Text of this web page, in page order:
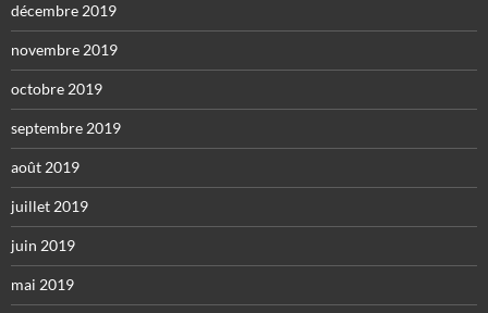
décembre 2019
novembre 2019
octobre 2019
septembre 2019
août 2019
juillet 2019
juin 2019
mai 2019